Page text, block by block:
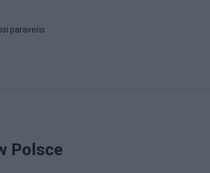
paraveris
Polsce